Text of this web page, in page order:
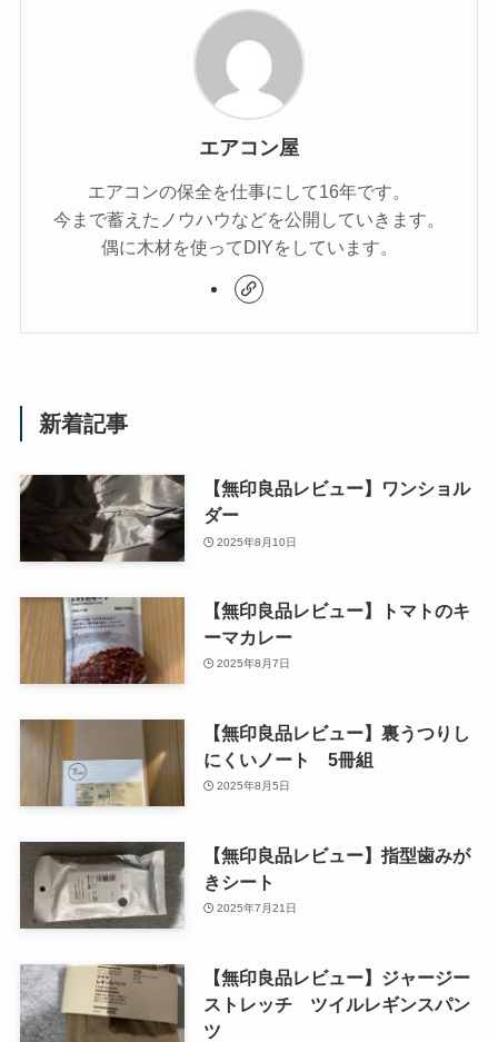
エアコン屋
エアコンの保全を仕事にして16年です。
今まで蓄えたノウハウなどを公開していきます。
偶に木材を使ってDIYをしています。
新着記事
【無印良品レビュー】ワンショル
ダー
2025年8月10日
【無印良品レビュー】トマトのキ
ーマカレー
2025年8月7日
【無印良品レビュー】裏うつりし
にくいノート 5冊組
2025年8月5日
【無印良品レビュー】指型歯みが
きシート
2025年7月21日
【無印良品レビュー】ジャージー
ストレッチ ツイルレギンスパン
ツ